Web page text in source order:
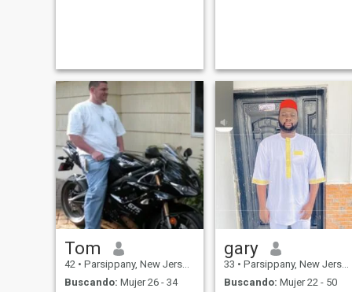
Tom
42 • Parsippany, New Jersey, Estados Unidos
Buscando: Mujer 26 - 34
gary
33 • Parsippany, New Jersey, Estados Unidos
Buscando: Mujer 22 - 50